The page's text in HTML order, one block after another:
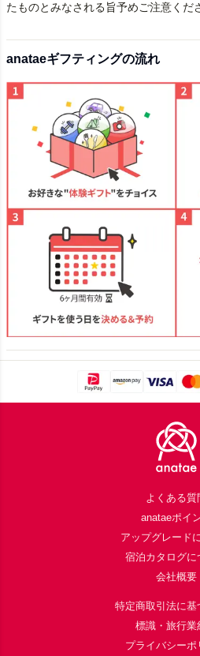
たものとみなされる旨予めご注意くだ
anataeギフティングの流れ
よくある質
anataeポイ
アップグレード
宿泊カタログに
会社概要
特定商取引法に基
標識・旅行業
プライバシーポ